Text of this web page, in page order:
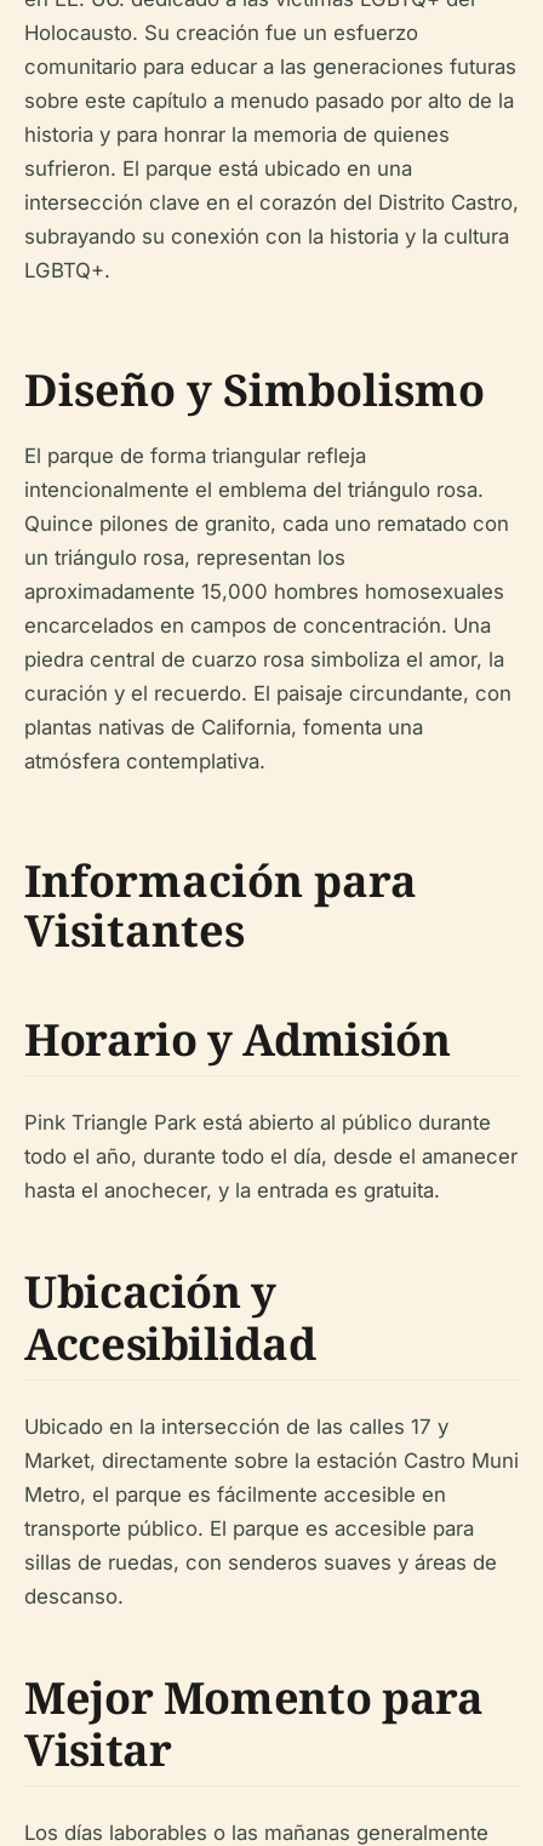
Holocausto. Su creación fue un esfuerzo
comunitario para educar a las generaciones futuras
sobre este capítulo a menudo pasado por alto de la
historia y para honrar la memoria de quienes
sufrieron. El parque está ubicado en una
intersección clave en el corazón del Distrito Castro,
subrayando su conexión con la historia y la cultura
LGBTQ+.
Diseño y Simbolismo
El parque de forma triangular refleja
intencionalmente el emblema del triángulo rosa.
Quince pilones de granito, cada uno rematado con
un triángulo rosa, representan los
aproximadamente 15,000 hombres homosexuales
encarcelados en campos de concentración. Una
piedra central de cuarzo rosa simboliza el amor, la
curación y el recuerdo. El paisaje circundante, con
plantas nativas de California, fomenta una
atmósfera contemplativa.
Información para
Visitantes
Horario y Admisión
Pink Triangle Park está abierto al público durante
todo el año, durante todo el día, desde el amanecer
hasta el anochecer, y la entrada es gratuita.
Ubicación y
Accesibilidad
Ubicado en la intersección de las calles 17 y
Market, directamente sobre la estación Castro Muni
Metro, el parque es fácilmente accesible en
transporte público. El parque es accesible para
sillas de ruedas, con senderos suaves y áreas de
descanso.
Mejor Momento para
Visitar
Los días laborables o las mañanas generalmente